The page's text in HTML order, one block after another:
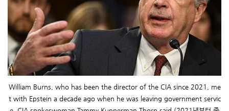
William Burns, who has been the director of the CIA since 2021, me
t with Epstein a decade ago when he was leaving government servic